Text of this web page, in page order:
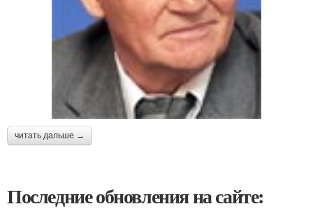
читать дальше →
Последние обновления на сайте: